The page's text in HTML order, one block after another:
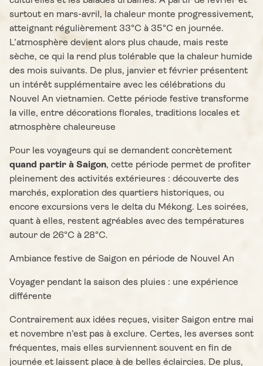
surtout en mars-avril, la chaleur monte progressivement,
atteignant régulièrement 33°C à 35°C en journée.
L’atmosphère devient alors plus chaude, mais reste
sèche, ce qui la rend plus tolérable que la chaleur humide
des mois suivants. De plus, janvier et février présentent
un intérêt supplémentaire avec les célébrations du
Nouvel An vietnamien. Cette période festive transforme
la ville, entre décorations florales, traditions locales et
atmosphère chaleureuse
Pour les voyageurs qui se demandent concrètement
quand partir à Saigon, cette période permet de profiter
pleinement des activités extérieures : découverte des
marchés, exploration des quartiers historiques, ou
encore excursions vers le delta du Mékong. Les soirées,
quant à elles, restent agréables avec des températures
autour de 26°C à 28°C.
Ambiance festive de Saigon en période de Nouvel An
Voyager pendant la saison des pluies : une expérience
différente
Contrairement aux idées reçues, visiter Saigon entre mai
et novembre n’est pas à exclure. Certes, les averses sont
fréquentes, mais elles surviennent souvent en fin de
journée et laissent place à de belles éclaircies. De plus,